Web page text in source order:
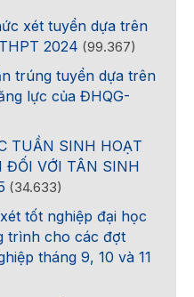
xét tuyển dựa trên
2024 (99.367)
trúng tuyển dựa trên
lực của ĐHQG-
TUẦN SINH HOẠT
ĐỐI VỚI TÂN SINH
(34.633)
tốt nghiệp đại học
trình cho các đợt
tháng 9, 10 và 11